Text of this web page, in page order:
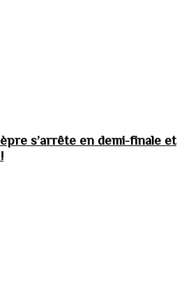
s’arrête en demi-finale et